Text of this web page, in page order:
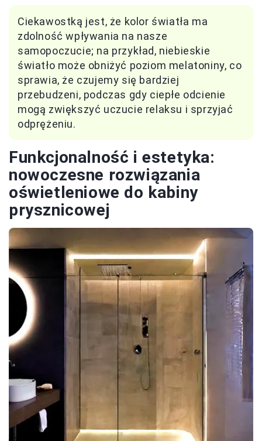
Ciekawostką jest, że kolor światła ma
zdolność wpływania na nasze
samopoczucie; na przykład, niebieskie
światło może obniżyć poziom melatoniny, co
sprawia, że czujemy się bardziej
przebudzeni, podczas gdy ciepłe odcienie
mogą zwiększyć uczucie relaksu i sprzyjać
odprężeniu.
Funkcjonalność i estetyka:
nowoczesne rozwiązania
oświetleniowe do kabiny
prysznicowej